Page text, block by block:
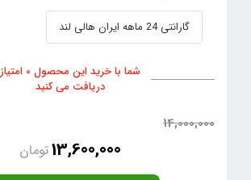
گارانتی 24 ماهه ایران هالی لند
شما با خرید این محصول 0 امتیاز
دریافت می کنید
14,000,000
13,600,000تومان